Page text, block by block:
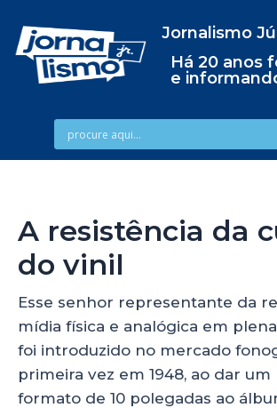
Jornalismo
Há 20 anos
e
A resistência da
do vinil
Esse senhor representante da
mídia física e analógica em
foi introduzido no mercado
primeira vez em 1948, ao dar um
formato de 10 polegadas ao